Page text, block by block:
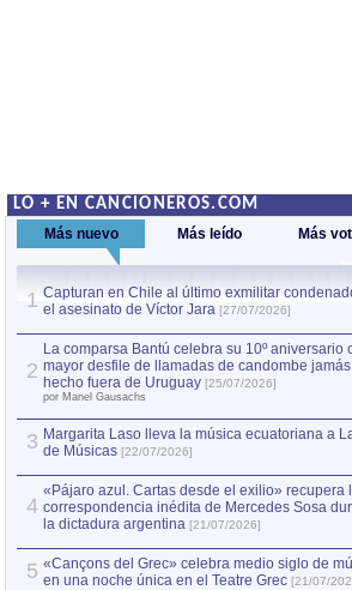
LO + EN CANCIONEROS.COM
Más nuevo Más leído Más
1 Capturan en Chile al último exmilitar
el asesinato de Víctor Jara [27/07/2026]
2
La comparsa Bantú celebra su 10º aniversario
mayor desfile de llamadas de candombe jamás
hecho fuera de Uruguay [25/07/2026]
por Manel Gausachs
3 Margarita Laso lleva la música ecuatoriana a
de Músicas [22/07/2026]
4
«Pájaro azul. Cartas desde el exilio» recupera
correspondencia inédita de Mercedes Sosa
la dictadura argentina [21/07/2026]
5 «Cançons del Grec» celebra medio siglo de
en una noche única en el Teatre Grec [21/07/